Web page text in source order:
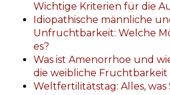
Wichtige Kriterien für die
Idiopathische männliche
Unfruchtbarkeit: Welche
es?
Was ist Amenorrhoe und
die weibliche Fruchtbarkeit
Weltfertilitätstag: Alles, was